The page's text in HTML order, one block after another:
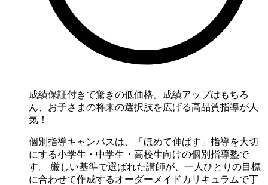
成績保証付きで驚きの低価格。成績アップはもちろ
ん、お子さまの将来の選択肢を広げる高品質指導が人
気！
個別指導キャンパスは、「ほめて伸ばす」指導を大切
にする小学生・中学生・高校生向けの個別指導塾で
す。 厳しい基準で選ばれた講師が、一人ひとりの目標
に合わせて作成するオーダーメイドカリキュラムで丁